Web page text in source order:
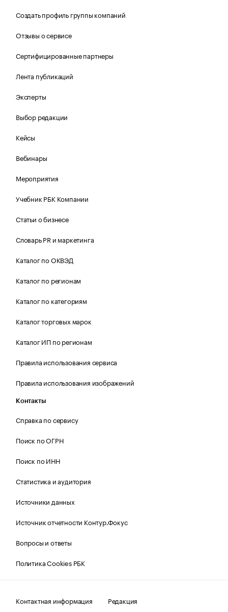
Создать профиль группы компаний
Отзывы о сервисе
Сертифицированные партнеры
Лента публикаций
Эксперты
Выбор редакции
Кейсы
Вебинары
Мероприятия
Учебник РБК Компании
Статьи о бизнесе
Словарь PR и маркетинга
Каталог по ОКВЭД
Каталог по регионам
Каталог по категориям
Каталог торговых марок
Каталог ИП по регионам
Правила использования сервиса
Правила использования изображений
Контакты
Справка по сервису
Поиск по ОГРН
Поиск по ИНН
Статистика и аудитория
Источники данных
Источник отчетности Контур.Фокус
Вопросы и ответы
Политика Cookies РБК
Контактная информация Редакция